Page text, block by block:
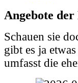
Angebote
Schauen sie
gibt es ja
umfasst die